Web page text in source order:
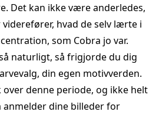
Det kan ikke være anderledes,
hvad de selv lærte i
som Cobra jo var.
naturligt, så frigjorde du dig
din egen motivverden.
denne periode, og ikke helt
dine billeder for